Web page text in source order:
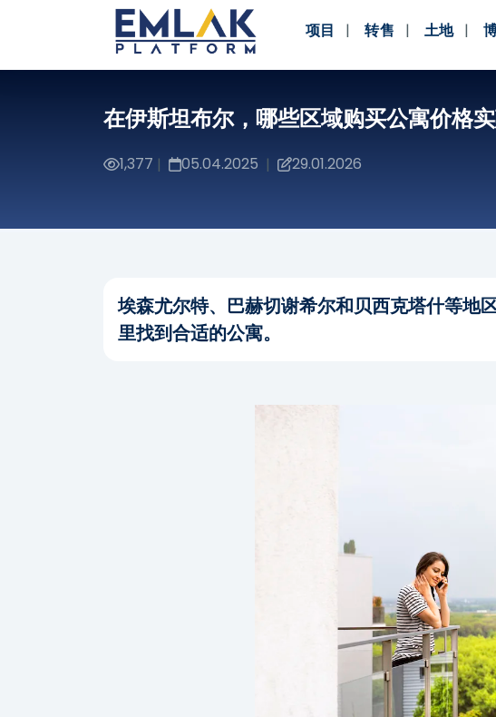
项目 转售 土地
在伊斯坦布尔，哪些区域购买公寓价格
1,377 | 05.04.2025 | 29.01.2026
埃森尤尔特、巴赫切谢希尔和贝西克塔什等地
里找到合适的公寓。